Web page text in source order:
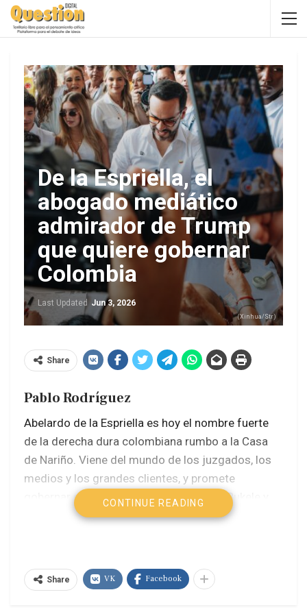
De la Espriella, el
abogado mediático
admirador de Trump
que quiere gobernar
Colombia
Last Updated Jun 3, 2026
(Xinhua/Str)
Share
Pablo Rodríguez
Abelardo de la Espriella es hoy el nombre fuerte
de la derecha dura colombiana rumbo a la Casa
de Nariño. Viene del mundo de los juzgados, los
medios y los grandes clientes, y promete
gobernar con “mano de hierro” al estilo Bukele y
clientes poderosos. Fundó su propio bufete y se
CONTINUE READING
Share VK Facebook